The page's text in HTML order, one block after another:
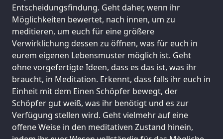
Entscheidungsfindung. Geht daher, wenn ihr
Möglichkeiten bewertet, nach innen, um zu
meditieren, um euch für eine größere
Verwirklichung dessen zu öffnen, was für euch in
eurem eigenen Lebensmuster möglich ist. Geht
ohne vorgefertigte Ideen, dass es das ist, was ihr
braucht, in Meditation. Erkennt, dass falls ihr euch in
Einheit mit dem Einen Schöpfer bewegt, der
Schöpfer gut weiß, was ihr benötigt und es zur
Verfügung stellen wird. Geht vielmehr auf eine
offene Weise in den meditativen Zustand hinein,